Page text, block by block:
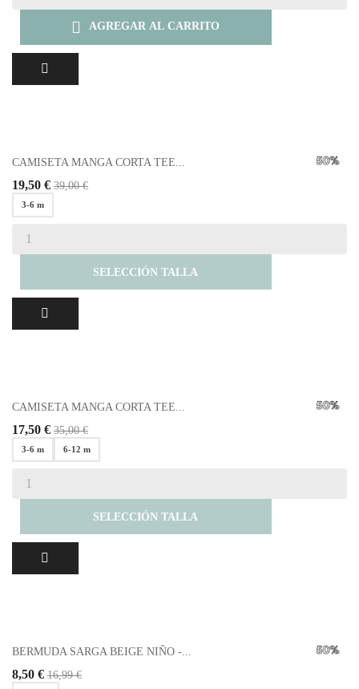
 AGREGAR AL CARRITO
CAMISETA MANGA CORTA TEE...
19,50 € 39,00 €
3-6 m
SELECCIÓN TALLA
CAMISETA MANGA CORTA TEE...
17,50 € 35,00 €
3-6 m 6-12 m
SELECCIÓN TALLA
BERMUDA SARGA BEIGE NIÑO -...
8,50 € 16,99 €